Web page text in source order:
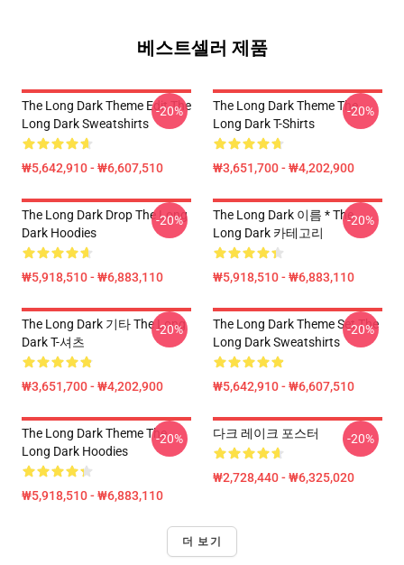
베스트셀러 제품
The Long Dark Theme Edit The
Long Dark Sweatshirts
₩5,642,910 - ₩6,607,510
-20%
The Long Dark Theme The
Long Dark T-Shirts
₩3,651,700 - ₩4,202,900
-20%
The Long Dark Drop The Long
Dark Hoodies
₩5,918,510 - ₩6,883,110
-20%
The Long Dark 이름 * The
Long Dark 카테고리
₩5,918,510 - ₩6,883,110
-20%
The Long Dark 기타 The Long
Dark T-셔츠
₩3,651,700 - ₩4,202,900
-20%
The Long Dark Theme Set The
Long Dark Sweatshirts
₩5,642,910 - ₩6,607,510
-20%
The Long Dark Theme The
Long Dark Hoodies
₩5,918,510 - ₩6,883,110
-20% 다크 레이크 포스터
₩2,728,440 - ₩6,325,020
-20%
더 보기